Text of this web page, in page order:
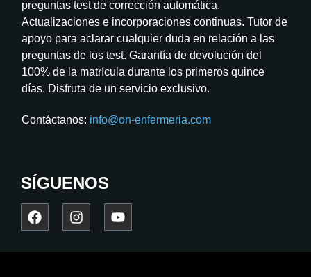
preguntas test de corrección automática.
Actualizaciones e incorporaciones continuas. Tutor de
apoyo para aclarar cualquier duda en relación a las
preguntas de los test. Garantía de devolución del
100% de la matrícula durante los primeros quince
días. Disfruta de un servicio exclusivo.
Contáctanos: info@on-enfermeria.com
SÍGUENOS